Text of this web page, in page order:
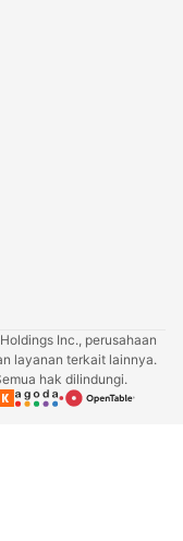
Inc., perusahaan
layanan terkait lainnya.
hak dilindungi.